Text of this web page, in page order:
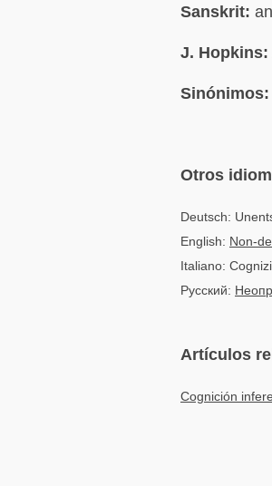
Sanskrit:
J. Hopkins:
Sinónimos:
Otros
Deutsch:
English: Non-
Italiano:
Русский:
Artículos
Cognición